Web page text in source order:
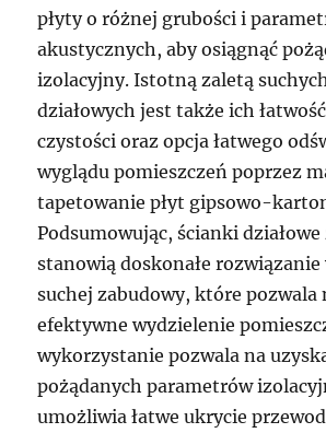
płyty o różnej grubości i
akustycznych, aby osiągnąć
izolacyjny. Istotną zaletą
działowych jest także ich
czystości oraz opcja łatwego
wyglądu pomieszczeń poprzez
tapetowanie płyt gipsowo-
Podsumowując, ścianki działowe
stanowią doskonałe rozwiązanie
suchej zabudowy, które pozwala
efektywne wydzielenie
wykorzystanie pozwala na
pożądanych parametrów
umożliwia łatwe ukrycie